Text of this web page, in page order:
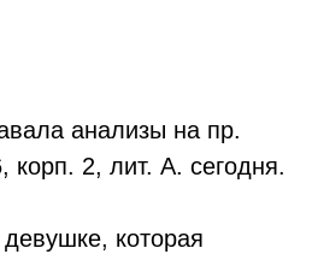
анализы на пр.
корп. 2, лит. А. сегодня.
которая